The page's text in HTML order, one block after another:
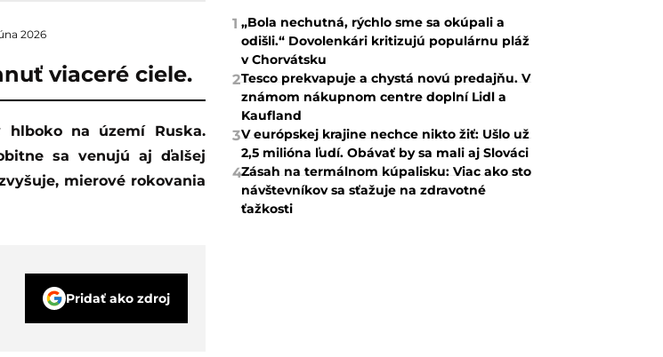
2026
viaceré ciele.
sa venujú aj ďalšej
mierové rokovania
Pridať ako zdroj
1 „Bola nechutná, rýchlo sme sa okúpali a
odišli.“ Dovolenkári kritizujú populárnu pláž
v Chorvátsku
2Tesco prekvapuje a chystá novú predajňu. V
známom nákupnom centre doplní Lidl a
Kaufland
3V európskej krajine nechce nikto žiť: Ušlo už
2,5 milióna ľudí. Obávať by sa mali aj Slováci
4Zásah na termálnom kúpalisku: Viac ako sto
návštevníkov sa sťažuje na zdravotné
ťažkosti